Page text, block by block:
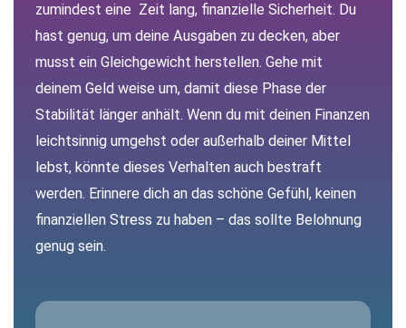
zumindest eine Zeit lang, finanzielle Sicherheit. Du
hast genug, um deine Ausgaben zu decken, aber
musst ein Gleichgewicht herstellen. Gehe mit
deinem Geld weise um, damit diese Phase der
Stabilität länger anhält. Wenn du mit deinen Finanzen
leichtsinnig umgehst oder außerhalb deiner Mittel
lebst, könnte dieses Verhalten auch bestraft
werden. Erinnere dich an das schöne Gefühl, keinen
finanziellen Stress zu haben – das sollte Belohnung
genug sein.